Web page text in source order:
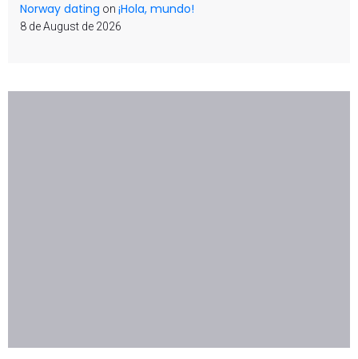
Norway dating on ¡Hola, mundo!
8 de August de 2026